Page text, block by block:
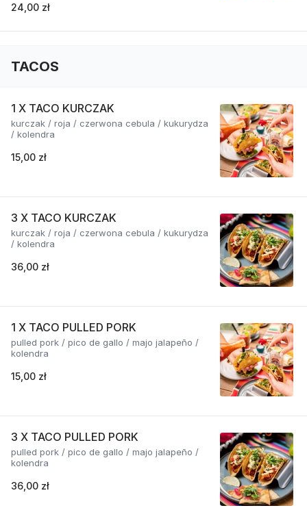
24,00 zł
TACOS
1 X TACO KURCZAK
kurczak / roja / czerwona cebula / kukurydza
/ kolendra
15,00 zł
3 X TACO KURCZAK
kurczak / roja / czerwona cebula / kukurydza
/ kolendra
36,00 zł
1 X TACO PULLED PORK
pulled pork / pico de gallo / majo jalapeño /
kolendra
15,00 zł
3 X TACO PULLED PORK
pulled pork / pico de gallo / majo jalapeño /
kolendra
36,00 zł